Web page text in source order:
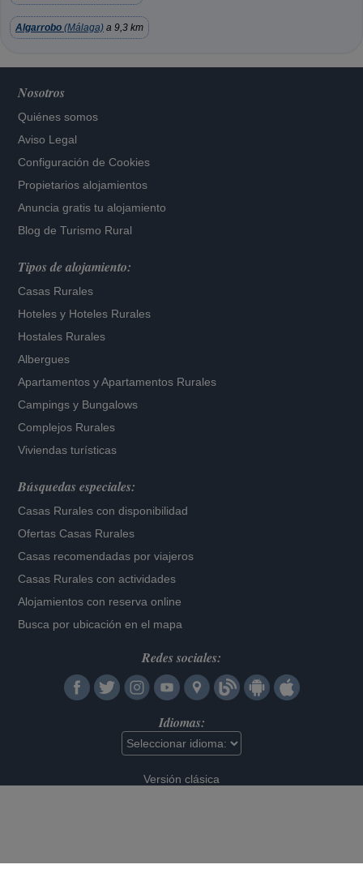
Algarrobo (Málaga) a 9,3 km
Nosotros
Quiénes somos
Aviso Legal
Configuración de Cookies
Propietarios alojamientos
Anuncia gratis tu alojamiento
Blog de Turismo Rural
Tipos de alojamiento:
Casas Rurales
Hoteles y Hoteles Rurales
Hostales Rurales
Albergues
Apartamentos yApartamentos Rurales
Campings y Bungalows
Complejos Rurales
Viviendas turísticas
Búsquedas especiales:
Casas Rurales con disponibilidad
Ofertas Casas Rurales
Casas recomendadas por viajeros
Casas Rurales con actividades
Alojamientos con reserva online
Busca por ubicación en el mapa
Redes sociales:
Idiomas:
Versión clásica